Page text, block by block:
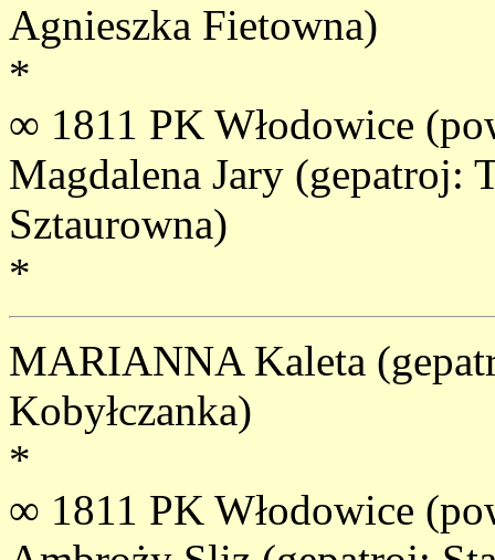
Agnieszka Fietowna)
*
∞ 1811 PK Włodowice
Magdalena Jary (gepatroj:
Sztaurowna)
*
MARIANNA Kaleta
Kobyłczanka)
*
∞ 1811 PK Włodowice